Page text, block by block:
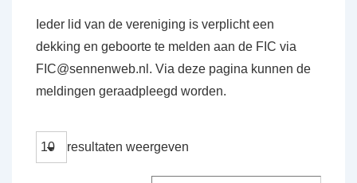
Ieder lid van de vereniging is verplicht een
dekking en geboorte te melden aan de FIC via
FIC@sennenweb.nl. Via deze pagina kunnen de
meldingen geraadpleegd worden.
resultaten weergeven